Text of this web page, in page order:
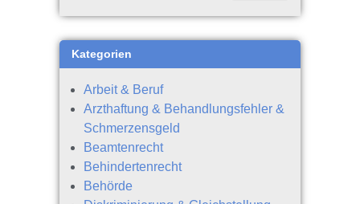
Kategorien
Arbeit & Beruf
Arzthaftung & Behandlungsfehler &
Schmerzensgeld
Beamtenrecht
Behindertenrecht
Behörde